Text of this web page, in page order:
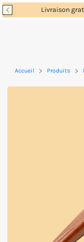
Passer
au
Livraison
Accueil Produits